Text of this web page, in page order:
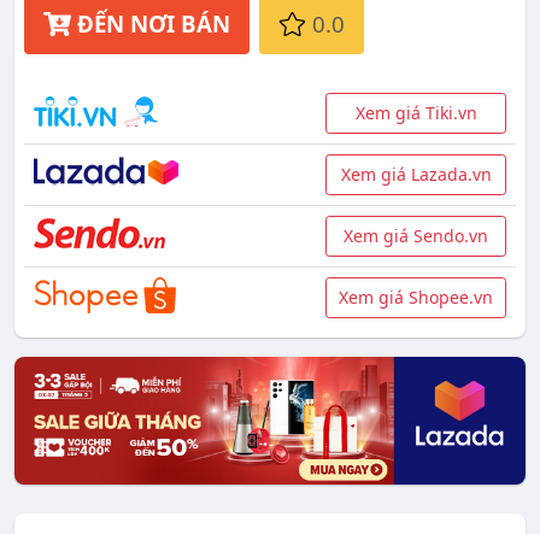
ĐẾN NƠI BÁN 0.0
Xem giá Tiki.vn
Xem giá Lazada.vn
Xem giá Sendo.vn
Xem giá Shopee.vn